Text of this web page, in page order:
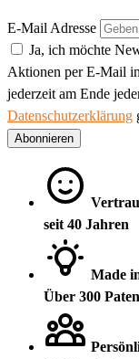
E-Mail Adresse
Ja, ich möchte
Aktionen per E-Mail
jederzeit am Ende
Datenschutzerklärung
Abonnieren
seit 40 Jahren
Made
Über 300